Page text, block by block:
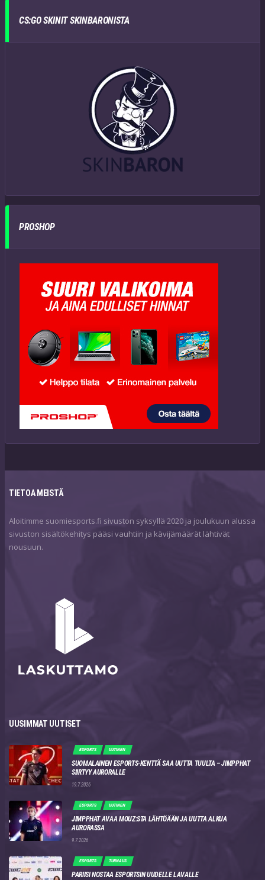
CS:GO SKINIT SKINBARONISTA
PROSHOP
TIETOA MEISTÄ
Aloitimme suomiesports.fi sivuston syksyllä 2020 ja joulukuun alussa
sivuston sisältökehitys pääsi vauhtiin ja kävijämäärät lähtivät
nousuun.
UUSIMMAT UUTISET
ESPORTS UUTINEN
SUOMALAINEN ESPORTS-KENTTÄ SAA UUTTA TUULTA – JIMPPHAT
SIIRTYY AURORALLE
19.7.2026
ESPORTS UUTINEN
JIMPPHAT AVAA MOUZ:STA LÄHTÖÄÄN JA UUTTA ALKUA
AURORASSA
9.7.2026
ESPORTS TURNAUS
PARIISI NOSTAA ESPORTSIN UUDELLE LAVALLE